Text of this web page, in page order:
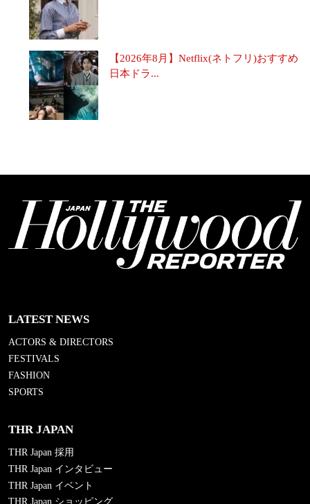
【2026年8月】Netflix(ネトフリ)おすすめ
日本ドラ...
LATEST NEWS
ACTORS & DIRECTORS
FESTIVALS
FASHION
SPORTS
THR JAPAN
THR Japan 採用
THR Japan インタビュー
THR Japan イベント
THR Japan ショッピング